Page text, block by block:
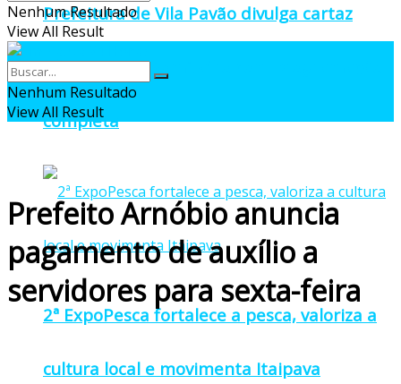
Prefeitura de Vila Pavão divulga cartaz
oficial da 27ª Pomitafro com programação
completa
2ª ExpoPesca fortalece a pesca, valoriza a
cultura local e movimenta Itaipava
Nenhum Resultado
View All Result
Nenhum Resultado
View All Result
Prefeito Arnóbio anuncia
pagamento de auxílio a
servidores para sexta-feira